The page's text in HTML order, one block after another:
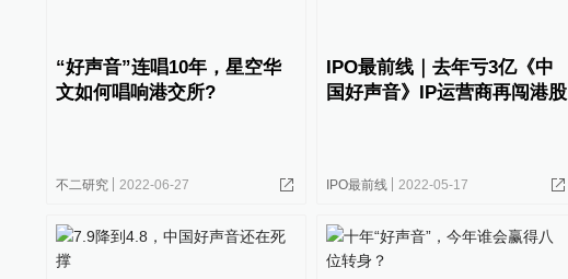
“好声音”连唱10年，星空华
文如何唱响港交所?
不二研究 2022-06-27
IPO最前线｜去年亏3亿《中
国好声音》IP运营商再闯港股
IPO最前线 2022-05-17